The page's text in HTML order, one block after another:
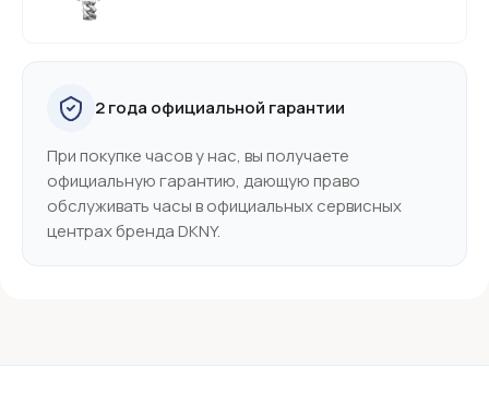
2 года официальной гарантии
При покупке часов у нас, вы получаете
официальную гарантию, дающую право
обслуживать часы в официальных сервисных
центрах бренда DKNY.